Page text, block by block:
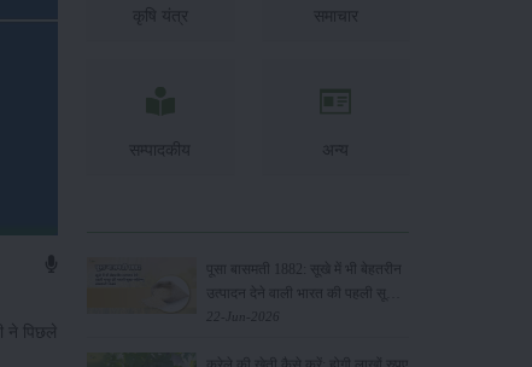
ने पिछले
कृषि यंत्र समाचार
सम्पादकीय अन्य
पूसा बासमती 1882: सूखे में भी बेहतरीन
उत्पादन देने वाली भारत की पहली सूखा-
सहिष्णु बासमती किस्म
22-Jun-2026